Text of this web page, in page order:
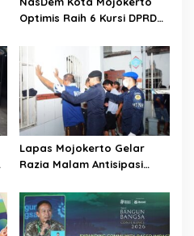
Optimis Raih 6 Kursi DPRD
Pengurus DPC
Lapas Mojokerto Gelar
Razia Malam Antisipasi